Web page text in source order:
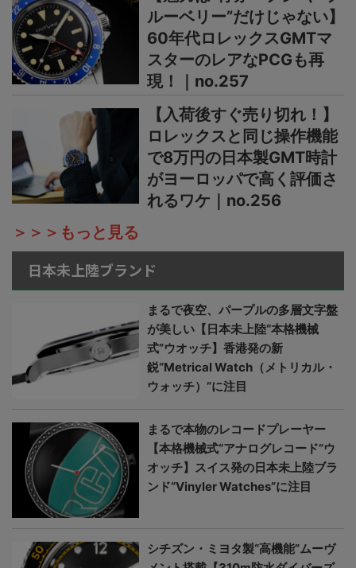
ルーベリー”だけじゃない】
60年代ロレックスGMTマ
スターのレアなPCGも再
現！｜no.257
【入荷後すぐ売り切れ！】
ロレックスと同じ操作機能
で8万円の日本製GMT時計
がヨーロッパで高く評価さ
れるワケ｜no.256
＞＞＞もっと見る
日本未上陸ブランド
まるで夜空、パープルの多層文字盤
が美しい【日本未上陸“本格機械
式”ウオッチ】香港発の新
鋭“Metrical Watch（メトリカル・
ウォッチ）”に注目
まるで本物のレコードプレーヤー
【本格機械式“アナログレコード”ウ
オッチ】スイス発の日本未上陸ブラ
ンド“Vinyler Watches”に注目
シチズン・ミヨタ製“高機能”ムーヴ